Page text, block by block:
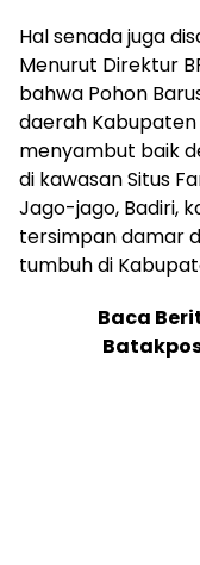
Hal senada juga
Menurut Direktur
bahwa Pohon
daerah Kabupaten
menyambut baik
di kawasan Situs
Jago-jago, Badiri,
tersimpan damar
tumbuh di
Baca